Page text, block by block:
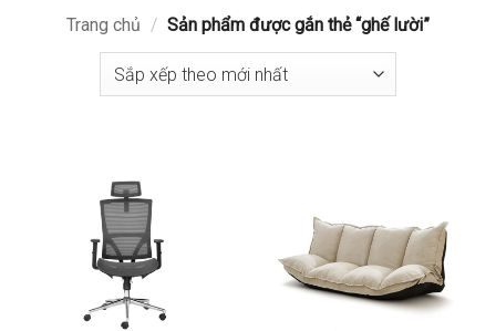
Trang chủ / Sản phẩm được gắn thẻ “ghế lười”